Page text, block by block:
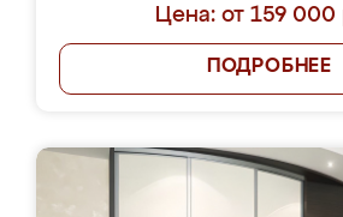
Цена: от 159 000
ПОДРОБНЕЕ